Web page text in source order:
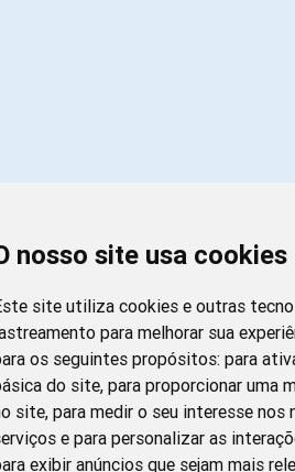
nosso site usa cookies
site utiliza cookies e outras
para melhorar sua
os seguintes propósitos:para
do site,para proporcionar uma
site,para medir o seu interesse
e para personalizar as
exibir anúncios que sejam mais